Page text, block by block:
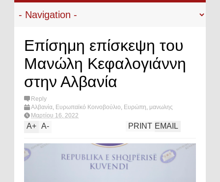
Επίσημη επίσκεψη του
Μανώλη Κεφαλογιάννη
στην Αλβανία
Reply
Αλβανία, Ευρωπαϊκό Κοινοβούλιο, Ευρώπη, μανωλης
κεφαλογιαννης,πολιτική
Μαρτίου 16, 2022
A+ A- EMAIL
PRINT